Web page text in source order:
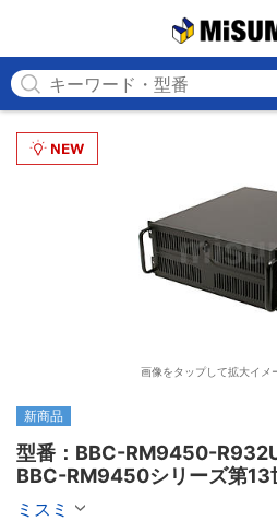
画像をタップして拡大イメ
新商品
型番：BBC-RM9450-
BBC-RM9450シリーズ第13
Celeron対応ラックマウント
ミスミ